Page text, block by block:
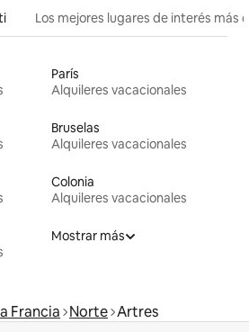
Los mejores lugares de interés más
París
Alquileres vacacionales
Bruselas
Alquileres vacacionales
Colonia
Alquileres vacacionales
Mostrar más
Francia Norte Artres